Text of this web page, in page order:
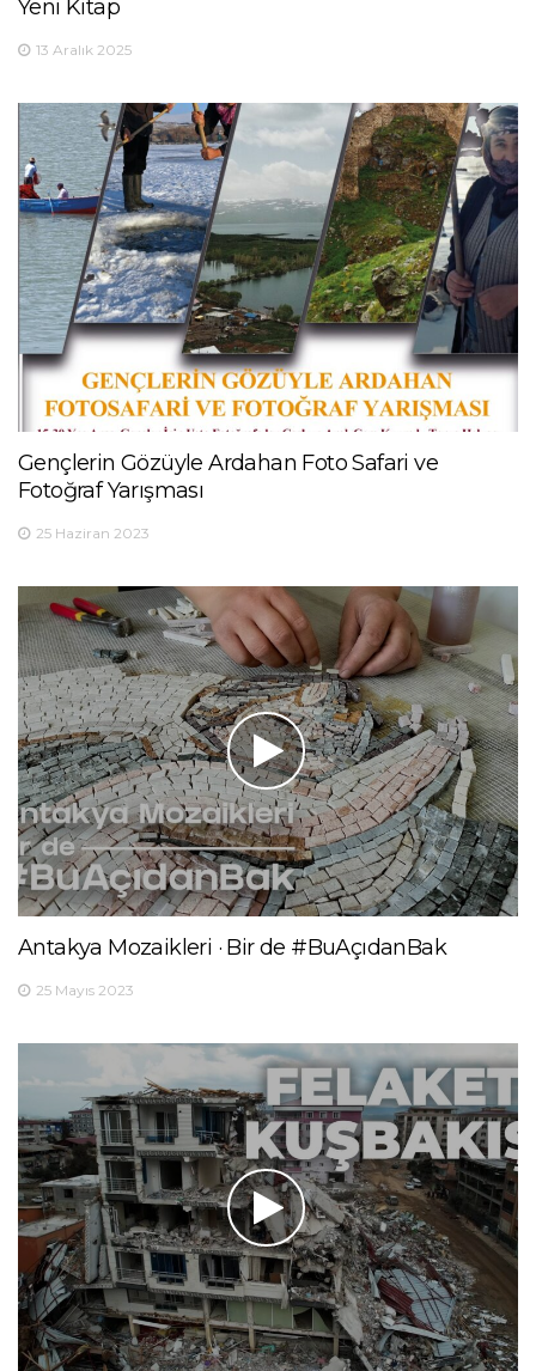
Yeni Kitap
13 Aralık 2025
Gençlerin Gözüyle Ardahan Foto Safari ve
Fotoğraf Yarışması
25 Haziran 2023
Antakya Mozaikleri · Bir de #BuAçıdanBak
25 Mayıs 2023